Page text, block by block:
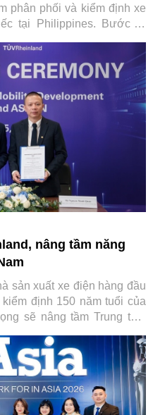
phân phối và kiểm định xe
tại Philippines. Bước đi
đặt nền móng vững chắc
toàn diện tại quốc gia vạn
nâng tầm năng
sản xuất xe điện hàng đầu
định 150 năm tuổi của
sẽ nâng tầm Trung tâm
kỹ thuật ô tô của toàn khu